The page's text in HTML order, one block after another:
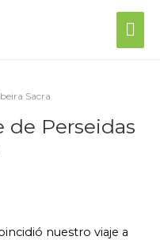
Sacra
de Perseidas
nuestro viaje a